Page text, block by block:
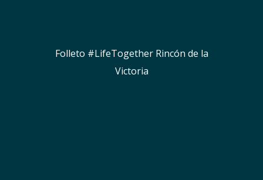
Folleto #LifeTogether Rincón de la
Victoria